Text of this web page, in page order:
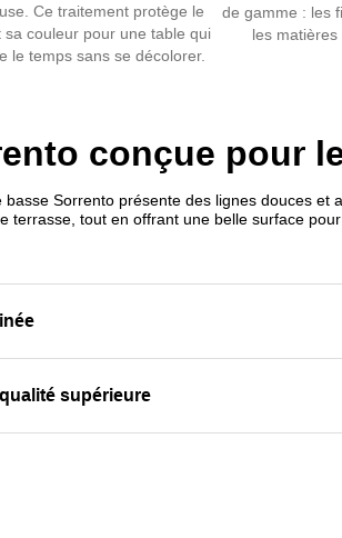
Ce traitement protège le
sa couleur pour une table qui
le temps sans se décolorer.
de gamme : les
les matières
conçue pour
Sorrento présente des lignes douces et
terrasse, tout en offrant une belle surface
supérieure